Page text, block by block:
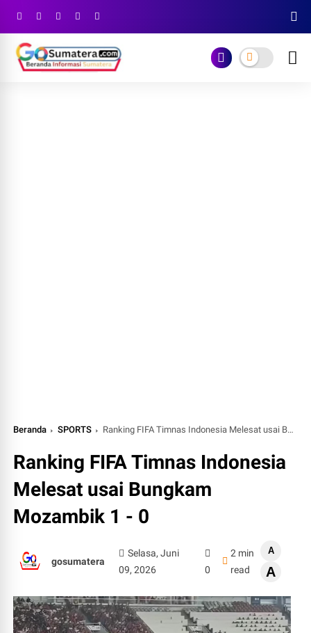
Beranda SPORTS Ranking FIFA Timnas Indonesia Melesat usai Bungkam Mozambik 1 - 0
Ranking FIFA Timnas Indonesia
Melesat usai Bungkam
Mozambik 1 - 0
gosumatera
Selasa, Juni
09, 2026
0
2 min
read
A
A